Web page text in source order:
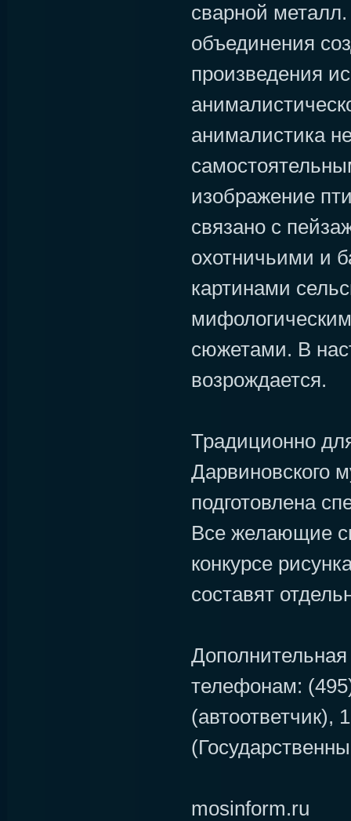
сварной
объединения
произведения
анималистика
изображение
связано с
охотничьими и
картинами
сюжетами. В
возрождается.
Традиционно
Дарвиновского
подготовлена
Все желающие
конкурсе
составят
телефонам:
(автоответчик),
mosinform.ru